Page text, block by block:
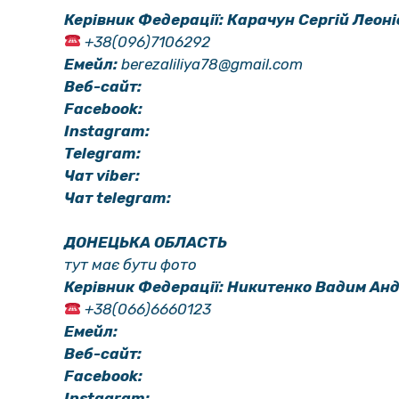
Керівник Федерації: Карачун Сергій
+38(096)7106292
Емейл: berezaliliya78@gmail.com
Веб-сайт:
Facebook:
Instagram:
Telegram:
Чат viber:
Чат telegram:
ДОНЕЦЬКА ОБЛАСТЬ
тут має бути фото
Керівник Федерації: Никитенко Вадим
+38(066)6660123
Емейл:
Веб-сайт:
Facebook: